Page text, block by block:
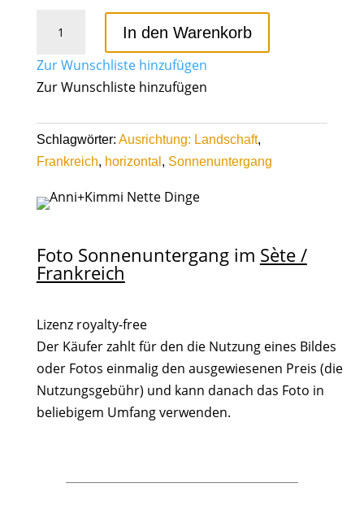
Sonnenuntergang
Frankreich
01
In den Warenkorb
Zur Wunschliste hinzufügen
Zur Wunschliste hinzufügen
Schlagwörter: Ausrichtung: Landschaft,
Frankreich, horizontal , Sonnenuntergang
Foto Sonnenuntergang im Sète /
Frankreich
Lizenz royalty-free
Der Käufer zahlt für den die Nutzung eines Bildes
oder Fotos einmalig den ausgewiesenen Preis (die
Nutzungsgebühr) und kann danach das Foto in
beliebigem Umfang verwenden.